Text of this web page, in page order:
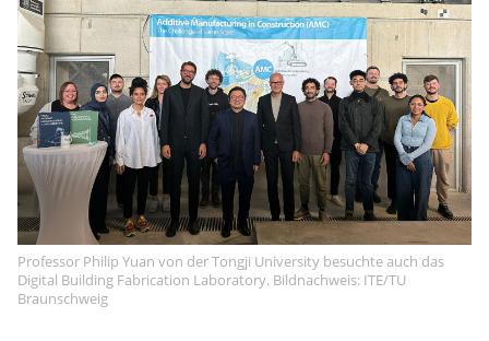
Professor Philip Yuan von der Tongji University besuchte auch das
Digital Building Fabrication Laboratory. Bildnachweis: ITE/TU
Braunschweig